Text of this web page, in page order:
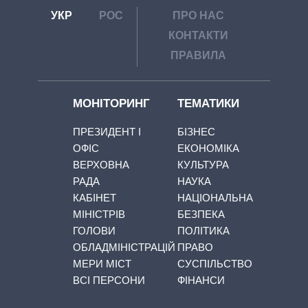
УКР РОС
ПРО НАС
КОНТАКТИ
ПРАВИЛА
МОНІТОРИНГ
ПРЕЗИДЕНТ І
ОФІС
ВЕРХОВНА
РАДА
КАБІНЕТ
МІНІСТРІВ
ГОЛОВИ
ОБЛАДМІНІСТРАЦІЙ
МЕРИ МІСТ
ВСІ ПЕРСОНИ
ТЕМАТИКИ
БІЗНЕС
ЕКОНОМІКА
КУЛЬТУРА
НАУКА
НАЦІОНАЛЬНА
БЕЗПЕКА
ПОЛІТИКА
ПРАВО
СУСПІЛЬСТВО
ФІНАНСИ